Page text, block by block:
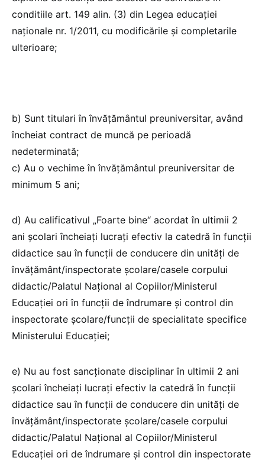
conditiile art. 149 alin. (3) din Legea educației
naționale nr. 1/2011, cu modificările și completarile
ulterioare;
b) Sunt titulari în învățământul preuniversitar, având
încheiat contract de muncă pe perioadă
nedeterminată;
c) Au o vechime în învățământul preuniversitar de
minimum 5 ani;
d) Au calificativul „Foarte bine“ acordat în ultimii 2
ani școlari încheiați lucrați efectiv la catedră în funcții
didactice sau în funcții de conducere din unități de
învățământ/inspectorate școlare/casele corpului
didactic/Palatul Național al Copiilor/Ministerul
Educației ori în funcții de îndrumare și control din
inspectorate școlare/funcții de specialitate specifice
Ministerului Educației;
e) Nu au fost sancționate disciplinar în ultimii 2 ani
școlari încheiați lucrați efectiv la catedră în funcții
didactice sau în funcții de conducere din unități de
învățământ/inspectorate școlare/casele corpului
didactic/Palatul Național al Copiilor/Ministerul
Educației ori de îndrumare și control din inspectorate